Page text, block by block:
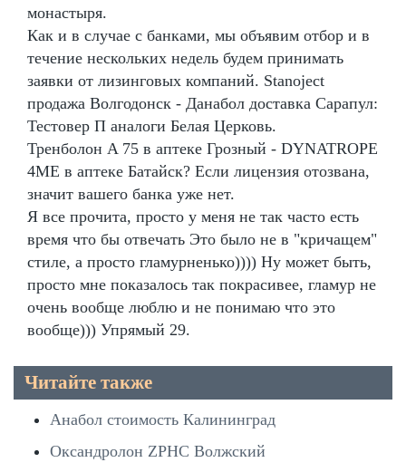
монастыря.
Как и в случае с банками, мы объявим отбор и в
течение нескольких недель будем принимать
заявки от лизинговых компаний. Stanoject
продажа Волгодонск - Данабол доставка Сарапул:
Тестовер П аналоги Белая Церковь.
Тренболон A 75 в аптеке Грозный - DYNATROPE
4ME в аптеке Батайск? Если лицензия отозвана,
значит вашего банка уже нет.
Я все прочита, просто у меня не так часто есть
время что бы отвечать Это было не в "кричащем"
стиле, а просто гламурненько)))) Ну может быть,
просто мне показалось так покрасивее, гламур не
очень вообще люблю и не понимаю что это
вообще))) Упрямый 29.
Читайте также
Анабол стоимость Калининград
Оксандролон ZPHC Волжский